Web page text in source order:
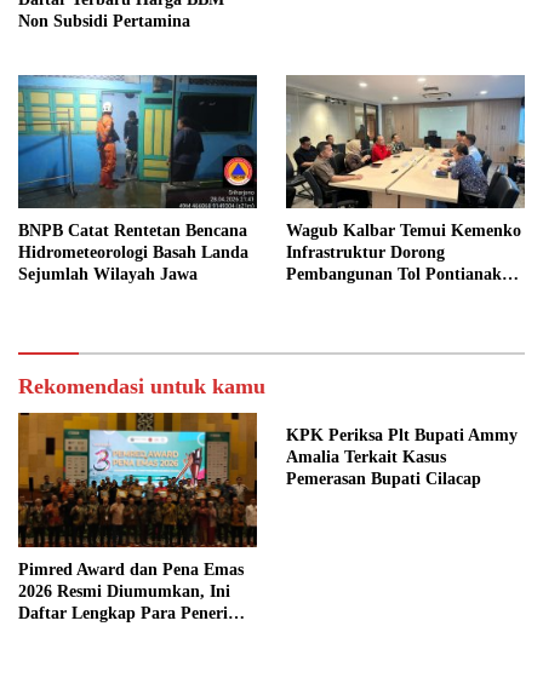
Non Subsidi Pertamina
BNPB Catat Rentetan Bencana
Hidrometeorologi Basah Landa
Sejumlah Wilayah Jawa
Wagub Kalbar Temui Kemenko
Infrastruktur Dorong
Pembangunan Tol Pontianak
Rekomendasi untuk kamu
Pimred Award dan Pena Emas
2026 Resmi Diumumkan, Ini
Daftar Lengkap Para Penerima
KPK Periksa Plt Bupati Ammy
Amalia Terkait Kasus
Pemerasan Bupati Cilacap